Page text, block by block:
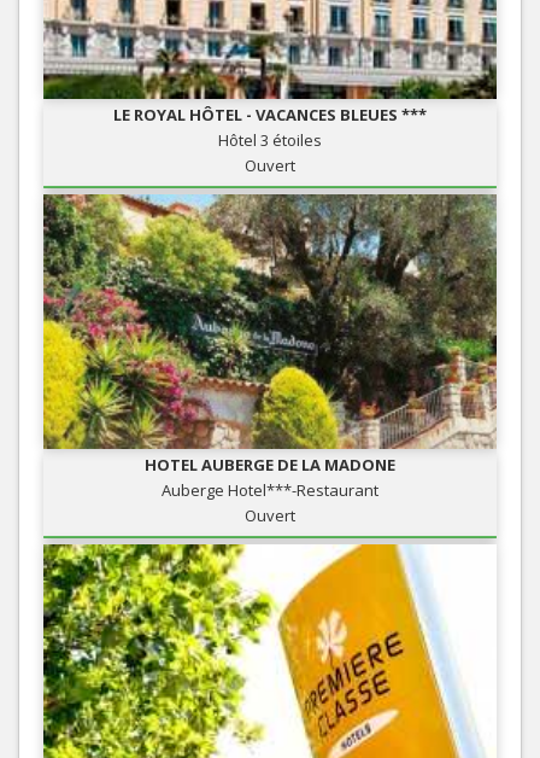
LE ROYAL HÔTEL - VACANCES BLEUES ***
Hôtel 3 étoiles
Ouvert
HOTEL AUBERGE DE LA MADONE
Auberge Hotel***-Restaurant
Ouvert